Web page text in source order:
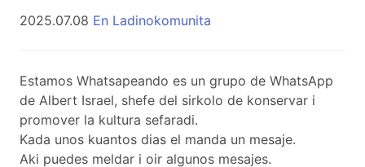
2025.07.08 En Ladinokomunita
Estamos Whatsapeando es un grupo de WhatsApp
de Albert Israel, shefe del sirkolo de konservar i
promover la kultura sefaradi.
Kada unos kuantos dias el manda un mesaje.
Aki puedes meldar i oir algunos mesajes.